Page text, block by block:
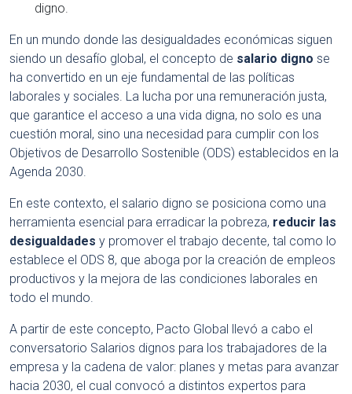
digno.
En un mundo donde las desigualdades económicas siguen
siendo un desafío global, el concepto de salario digno se
ha convertido en un eje fundamental de las políticas
laborales y sociales. La lucha por una remuneración justa,
que garantice el acceso a una vida digna, no solo es una
cuestión moral, sino una necesidad para cumplir con los
Objetivos de Desarrollo Sostenible (ODS) establecidos en la
Agenda 2030.
En este contexto, el salario digno se posiciona como una
herramienta esencial para erradicar la pobreza, reducir las
desigualdades y promover el trabajo decente, tal como lo
establece el ODS 8, que aboga por la creación de empleos
productivos y la mejora de las condiciones laborales en
todo el mundo.
A partir de este concepto, Pacto Global llevó a cabo el
conversatorio Salarios dignos para los trabajadores de la
empresa y la cadena de valor: planes y metas para avanzar
hacia 2030, el cual convocó a distintos expertos para